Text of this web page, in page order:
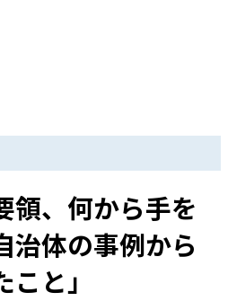
領、何から手を
治体の事例から
と」